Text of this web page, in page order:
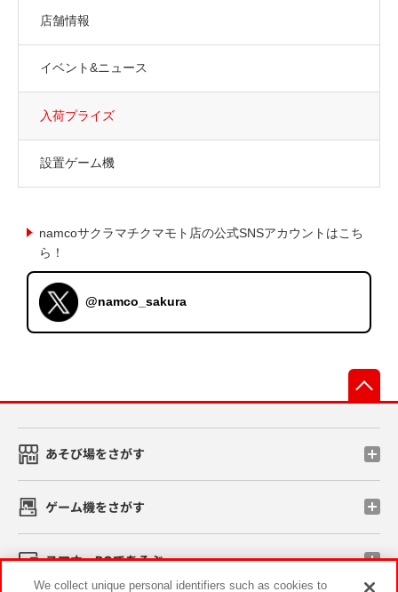
店舗情報
イベント&ニュース
入荷プライズ
設置ゲーム機
namcoサクラマチクマモト店の公式SNSアカウントはこち
ら！
@namco_sakura
あそび場をさがす
ゲーム機をさがす
スマホ・PCであそぶ
We collect unique personal identifiers such as cookies to